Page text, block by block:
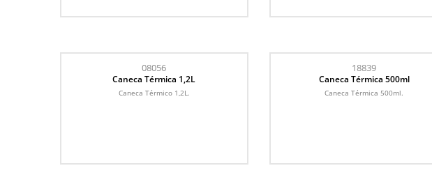
08056
Caneca Térmica 1,2L
Caneca Térmico 1,2L.
18839
Caneca Térmica 500ml
Caneca Térmica 500ml.